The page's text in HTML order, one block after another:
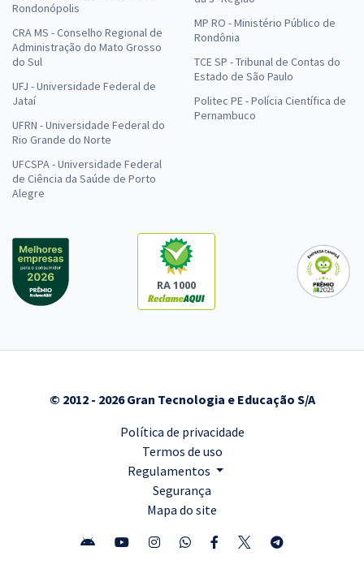
Rondonópolis
CRA MS - Conselho Regional de
Administração do Mato Grosso
do Sul
UFJ - Universidade Federal de
Jataí
UFRN - Universidade Federal do
Rio Grande do Norte
UFCSPA - Universidade Federal
de Ciência da Saúde de Porto
Alegre
MP RO - Ministério Público de
Rondônia
TCE SP - Tribunal de Contas do
Estado de São Paulo
Politec PE - Polícia Científica de
Pernambuco
RA 1000
© 2012 - 2026 Gran Tecnologia e Educação S/A
Política de privacidade
Termos de uso
Regulamentos
Segurança
Mapa do site